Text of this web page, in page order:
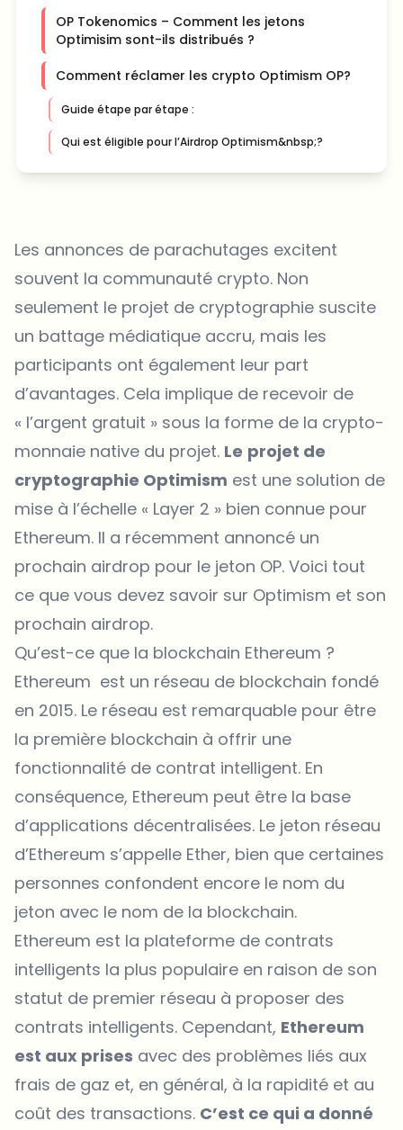
OP Tokenomics – Comment les jetons
Optimisim sont-ils distribués ?
Comment réclamer les crypto Optimism OP?
Guide étape par étape :
Qui est éligible pour l’Airdrop Optimism&nbsp;?
Les annonces de parachutages excitent
souvent la communauté crypto. Non
seulement le projet de cryptographie suscite
un battage médiatique accru, mais les
participants ont également leur part
d’avantages. Cela implique de recevoir de
« l’argent gratuit » sous la forme de la crypto-
monnaie native du projet. Le projet de
cryptographie Optimism est une solution de
mise à l’échelle « Layer 2 » bien connue pour
Ethereum. Il a récemment annoncé un
prochain airdrop pour le jeton OP. Voici tout
ce que vous devez savoir sur Optimism et son
prochain airdrop.
Qu’est-ce que la blockchain Ethereum ?
Ethereum est un réseau de blockchain fondé
en 2015. Le réseau est remarquable pour être
la première blockchain à offrir une
fonctionnalité de contrat intelligent. En
conséquence, Ethereum peut être la base
d’applications décentralisées. Le jeton réseau
d’Ethereum s’appelle Ether, bien que certaines
personnes confondent encore le nom du
jeton avec le nom de la blockchain.
Ethereum est la plateforme de contrats
intelligents la plus populaire en raison de son
statut de premier réseau à proposer des
contrats intelligents. Cependant, Ethereum
est aux prises avec des problèmes liés aux
frais de gaz et, en général, à la rapidité et au
coût des transactions. C’est ce qui a donné